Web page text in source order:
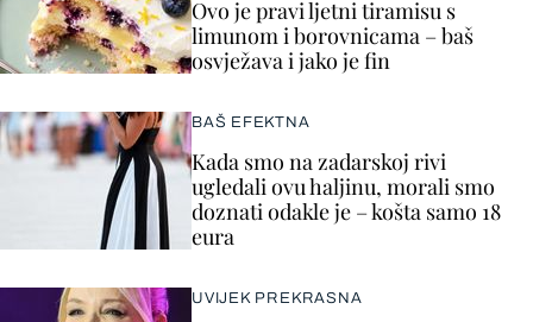
Ovo je pravi ljetni tiramisu s
limunom i borovnicama – baš
osvježava i jako je fin
BAŠ EFEKTNA
Kada smo na zadarskoj rivi
ugledali ovu haljinu, morali smo
doznati odakle je – košta samo 18
eura
UVIJEK PREKRASNA